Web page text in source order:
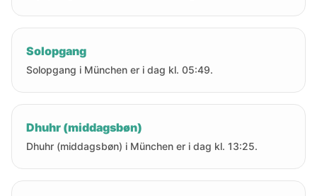
Solopgang
Solopgang i München er i dag kl. 05:49.
Dhuhr (middagsbøn)
Dhuhr (middagsbøn) i München er i dag kl. 13:25.